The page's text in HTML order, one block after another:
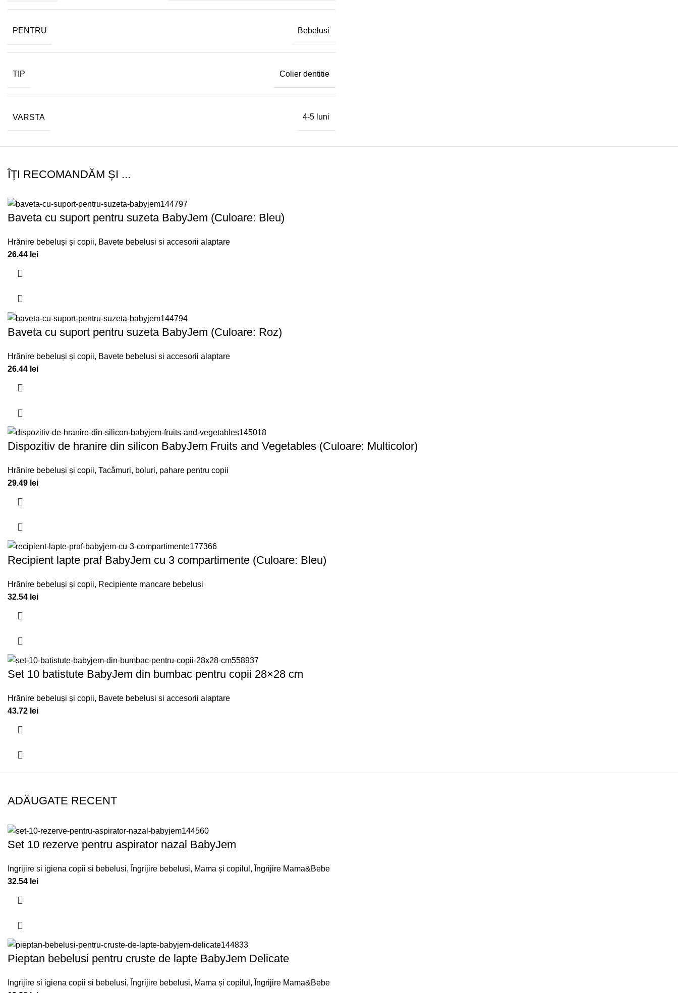
PENTRU Bebelusi
TIP Colier dentitie
VARSTA 4-5 luni
ÎȚI RECOMANDĂM ȘI ...
Baveta cu suport pentru suzeta BabyJem (Culoare: Bleu)
Hrănire bebeluși și copii, Bavete bebelusi si accesorii alaptare
26.44 lei
Baveta cu suport pentru suzeta BabyJem (Culoare: Roz)
Hrănire bebeluși și copii, Bavete bebelusi si accesorii alaptare
26.44 lei
Dispozitiv de hranire din silicon BabyJem Fruits and Vegetables (Culoare: Multicolor)
Hrănire bebeluși și copii, Tacâmuri, boluri, pahare pentru copii
29.49 lei
Recipient lapte praf BabyJem cu 3 compartimente (Culoare: Bleu)
Hrănire bebeluși și copii, Recipiente mancare bebelusi
32.54 lei
Set 10 batistute BabyJem din bumbac pentru copii 28×28 cm
Hrănire bebeluși și copii, Bavete bebelusi si accesorii alaptare
43.72 lei
ADĂUGATE RECENT
Set 10 rezerve pentru aspirator nazal BabyJem
Ingrijire si igiena copii si bebelusi, Îngrijire bebelusi, Mama și copilul , Îngrijire Mama&Bebe
32.54 lei
Pieptan bebelusi pentru cruste de lapte BabyJem Delicate
Ingrijire si igiena copii si bebelusi, Îngrijire bebelusi, Mama și copilul , Îngrijire Mama&Bebe